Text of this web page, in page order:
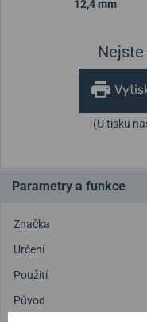
12,4 mm
(U tisku
Parametry a funkce
Značka
Určení
Použití
Původ